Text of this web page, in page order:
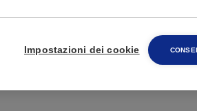
Impostazioni dei cookie